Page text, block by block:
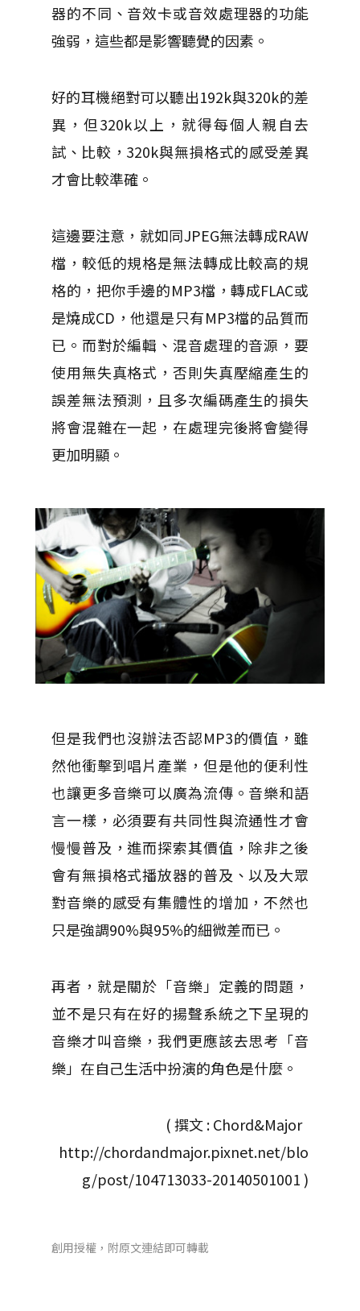
器的不同、音效卡或音效處理器的功能
強弱，這些都是影響聽覺的因素。
好的耳機絕對可以聽出192k與320k的差
異，但320k以上，就得每個人親自去
試、比較，320k與無損格式的感受差異
才會比較準確。
這邊要注意，就如同JPEG無法轉成RAW
檔，較低的規格是無法轉成比較高的規
格的，把你手邊的MP3檔，轉成FLAC或
是燒成CD，他還是只有MP3檔的品質而
已。而對於編輯、混音處理的音源，要
使用無失真格式，否則失真壓縮產生的
誤差無法預測，且多次編碼產生的損失
將會混雜在一起，在處理完後將會變得
更加明顯。
但是我們也沒辦法否認MP3的價值，雖
然他衝擊到唱片產業，但是他的便利性
也讓更多音樂可以廣為流傳。音樂和語
言一樣，必須要有共同性與流通性才會
慢慢普及，進而探索其價值，除非之後
會有無損格式播放器的普及、以及大眾
對音樂的感受有集體性的增加，不然也
只是強調90%與95%的細微差而已。
再者，就是關於「音樂」定義的問題，
並不是只有在好的揚聲系統之下呈現的
音樂才叫音樂，我們更應該去思考「音
樂」在自己生活中扮演的角色是什麼。
( 撰文 : Chord&Major
http://chordandmajor.pixnet.net/blo
g/post/104713033-20140501001 )
創用授權，附原文連結即可轉載